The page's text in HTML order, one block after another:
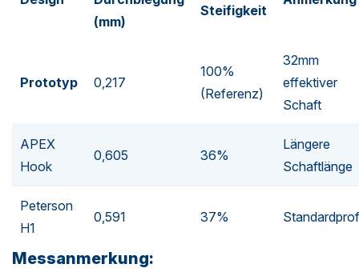
(mm)
Steifigkeit
Prototyp 0,217
100%
(Referenz)
32mm
effektiver
Schaft
APEX
Hook
0,605 36%
Längere
Schaftlänge
Peterson
H1
0,591 37%
Messanmerkung: